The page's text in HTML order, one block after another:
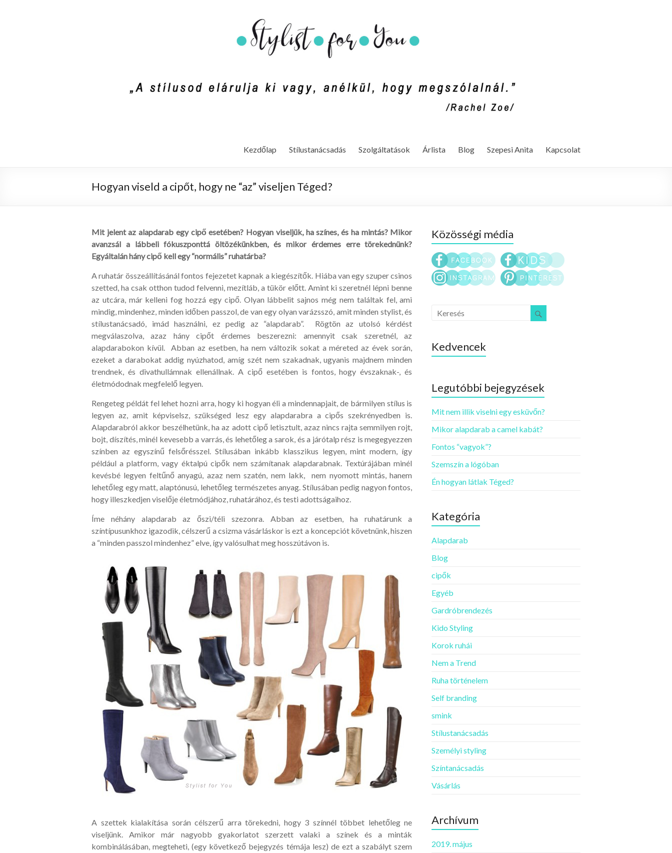
Kezdőlap
Stílustanácsadás Szolgáltatások Árlista Blog Szepesi Anita Kapcsolat
Hogyan viseld a cipőt, hogy ne “az” viseljen Téged?
Mit jelent az alapdarab egy cipő esetében? Hogyan viseljük, ha színes, és ha mintás? Mikor
avanzsál a lábbeli fókuszponttá öltözékünkben, és mikor érdemes erre törekednünk?
Egyáltalán hány cipő kell egy “normális” ruhatárba?
A ruhatár összeállításánál fontos fejezetet kapnak a kiegészítők. Hiába van egy szuper csinos
szetted, ha csak otthon tudod felvenni, mezítláb, a tükör előtt. Amint ki szeretnél lépni benne
az utcára, már kelleni fog hozzá egy cipő. Olyan lábbelit sajnos még nem találtak fel, ami
mindig, mindenhez, minden időben passzol, de van egy olyan varázsszó, amit minden stylist, és
stílustanácsadó, imád használni, ez pedig az “alapdarab”. Rögtön az utolsó kérdést
megválaszolva, azaz hány cipőt érdemes beszerezni: amennyit csak szeretnél, az
alapdarabokon kívül. Abban az esetben, ha nem változik sokat a méreted az évek során,
ezeket a darabokat addig nyúzhatod, amíg szét nem szakadnak, ugyanis majdnem minden
trendnek, és divathullámnak ellenállnak. A cipő esetében is fontos, hogy évszaknak-, és
életmódodnak megfelelő legyen.
Rengeteg példát fel lehet hozni arra, hogy ki hogyan éli a mindennapjait, de bármilyen stílus is
legyen az, amit képviselsz, szükséged lesz egy alapdarabra a cipős szekrényedben is.
Alapdarabról akkor beszélhetünk, ha az adott cipő letisztult, azaz nincs rajta semmilyen rojt,
bojt, díszítés, minél kevesebb a varrás, és lehetőleg a sarok, és a járótalp rész is megegyezzen
színben az egyszínű felsőrésszel. Stílusában inkább klasszikus legyen, mint modern, így
például a platform, vagy éktalpú cipők nem számítanak alapdarabnak. Textúrájában minél
kevésbé legyen feltűnő anyagú, azaz nem szatén, nem lakk, nem nyomott mintás, hanem
lehetőleg egy matt, alaptónusú, lehetőleg természetes anyag. Stílusában pedig nagyon fontos,
hogy illeszkedjen viselője életmódjához, ruhatárához, és testi adottságaihoz.
Íme néhány alapdarab az őszi/téli szezonra. Abban az esetben, ha ruhatárunk a
színtípusunkhoz igazodik, célszerű a csizma vásárláskor is ezt a koncepciót követnünk, hiszen
a “minden passzol mindenhez” elve, így valósulhat meg hosszútávon is.
A szettek kialakítása során célszerű arra törekedni, hogy 3 színnél többet lehetőleg ne
viseljünk. Amikor már nagyobb gyakorlatot szerzett valaki a színek és a minták
kombinálásában, megteheti, (egy következő bejegyzés témája lesz) de ezt a szabályt szem
Közösségi média
Kedvencek
Legutóbbi bejegyzések
Mit nem illik viselni egy esküvőn?
Mikor alapdarab a camel kabát?
Fontos “vagyok”?
Szemszín a lógóban
Én hogyan látlak Téged?
Kategória
Alapdarab
Blog
cipők
Egyéb
Gardróbrendezés
Kido Styling
Korok ruhái
Nem a Trend
Ruha történelem
Self branding
smink
Stílustanácsadás
Személyi styling
Színtanácsadás
Vásárlás
Archívum
2019. május